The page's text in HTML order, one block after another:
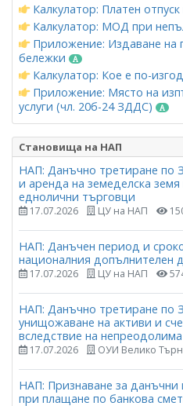
Калкулатор: Платен
Калкулатор: МОД при
Приложение: Издаване на
бележки
Калкулатор: Кое е по-
Приложение: Място на
услуги (чл. 20б-24 ЗДДС)
Становища на НАП
НАП: Данъчно третиране по
и аренда на земеделска
еднолични търговци
17.07.2026 ЦУ на НАП
НАП: Данъчен период и
националния допълнителен
17.07.2026 ЦУ на НАП
НАП: Данъчно третиране
унищожаване на активи и
вследствие на
17.07.2026 ОУИ Велико
НАП: Признаване за данъчни
при плащане по банкова